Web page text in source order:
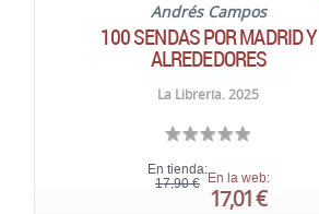
Andrés Campos
100 SENDAS POR MADRID Y
ALREDEDORES
La Librería. 2025
En tienda:
17,90 € En la web:
17,01 €